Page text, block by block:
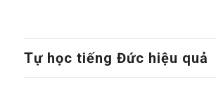
Tự học tiếng Đức hiệu quả